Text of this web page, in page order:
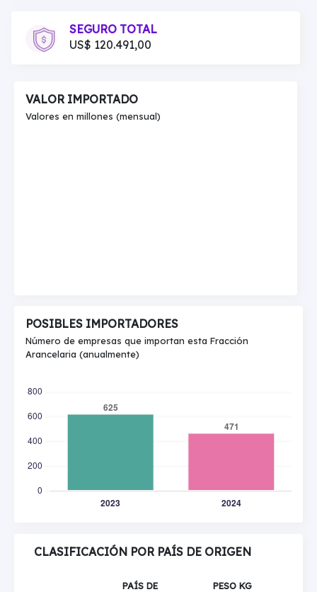
SEGURO TOTAL
US$ 120.491,00
VALOR IMPORTADO
Valores en millones (mensual)
POSIBLES IMPORTADORES
Número de empresas que importan esta Fracción
Arancelaria (anualmente)
CLASIFICACIÓN POR PAÍS DE ORIGEN
PAÍS DE
PESO KG